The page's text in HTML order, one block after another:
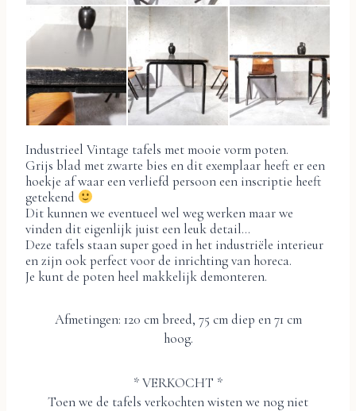
Industrieel Vintage tafels met mooie vorm poten.
Grijs blad met zwarte bies en dit exemplaar heeft er een
hoekje af waar een verliefd persoon een inscriptie heeft
getekend
Dit kunnen we eventueel wel weg werken maar we
vinden dit eigenlijk juist een leuk detail…
Deze tafels staan super goed in het industriële interieur
en zijn ook perfect voor de inrichting van horeca.
Je kunt de poten heel makkelijk demonteren.
Afmetingen: 120 cm breed, 75 cm diep en 71 cm
hoog.
* VERKOCHT *
Toen we de tafels verkochten wisten we nog niet